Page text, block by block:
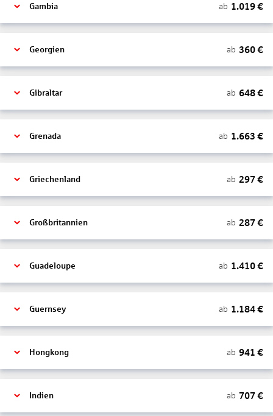
Gambia ab 1.019€
Georgien ab 360€
Gibraltar ab 648€
Grenada ab 1.663 €
Griechenland ab 297 €
Großbritannien ab 287 €
Guadeloupe ab 1.410€
Guernsey ab 1.184€
Hongkong ab 941 €
Indien ab 707 €